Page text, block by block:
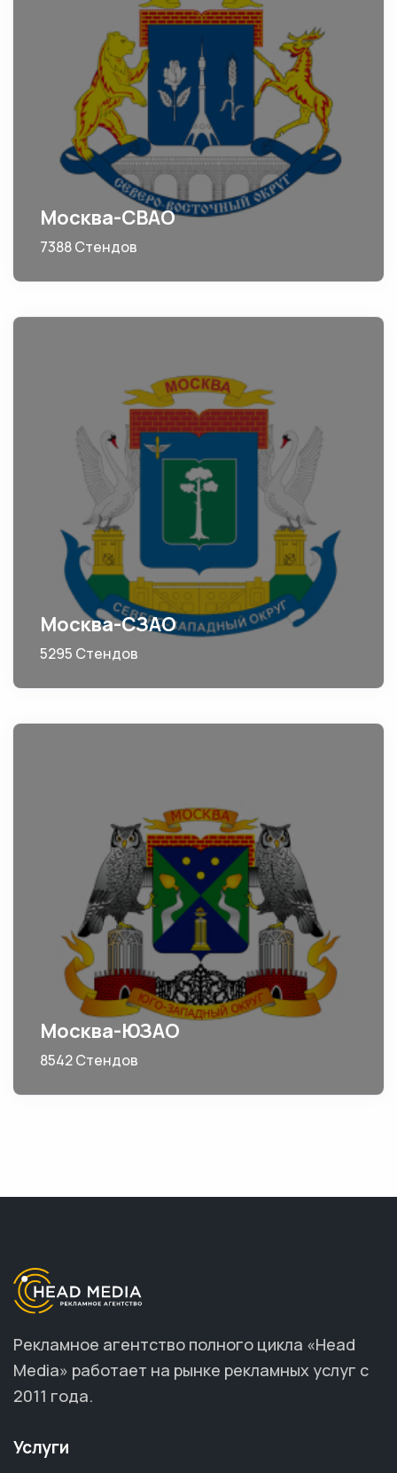
Москва-СВАО
7388 Стендов
Москва-СЗАО
5295 Стендов
Москва-ЮЗАО
8542 Стендов
Рекламное агентство полного цикла «Head
Media» работает на рынке рекламных услуг с
2011 года.
Услуги